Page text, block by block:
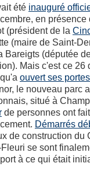
été inauguré
en présence
(président de la
(maire de Saint-
Bareigts (députée
Mais c'est ce 26
ouvert ses portes
le nouveau parc
situé à
de personnes ont
Démarrés
de construction du
se sont
à ce qui était